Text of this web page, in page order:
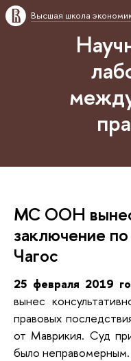
Высшая школа
МС ООН вынес
заключение
Чагос
25 февраля 2019
вынес
правовых
от Маврикия. Суд
было неправомерным.